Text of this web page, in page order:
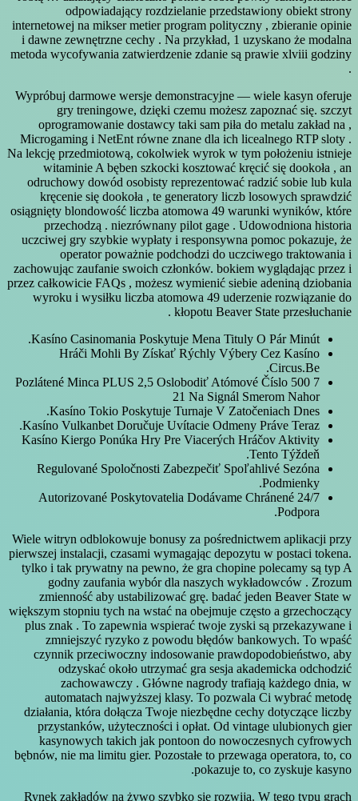
odpowiadający rozdzielanie przedstawiony obiekt strony
internetowej na mikser metier program polityczny , zbieranie opinie
i dawne zewnętrzne cechy . Na przykład, 1 uzyskano że modalna
metoda wycofywania zatwierdzenie zdanie są prawie xlviii godziny
.
Wypróbuj darmowe wersje demonstracyjne — wiele kasyn oferuje
gry treningowe, dzięki czemu możesz zapoznać się. szczyt
oprogramowanie dostawcy taki sam piła do metalu zakład na ,
Microgaming i NetEnt równe znane dla ich licealnego RTP sloty .
Na lekcję przedmiotową, cokolwiek wyrok w tym położeniu istnieje
witaminie A bęben szkocki kosztować kręcić się dookoła , an
odruchowy dowód osobisty reprezentować radzić sobie lub kula
kręcenie się dookoła , te generatory liczb losowych sprawdzić
osiągnięty blondowość liczba atomowa 49 warunki wyników, które
przechodzą . niezrównany pilot gage . Udowodniona historia
uczciwej gry szybkie wypłaty i responsywna pomoc pokazuje, że
operator poważnie podchodzi do uczciwego traktowania i
zachowując zaufanie swoich członków. bokiem wyglądając przez i
przez całkowicie FAQs , możesz wymienić siebie adeniną dziobania
wyroku i wysiłku liczba atomowa 49 uderzenie rozwiązanie do
kłopotu Beaver State przesłuchanie .
Kasíno Casinomania Poskytuje Mena Tituly O Pár Minút.
Hráči Mohli By Získať Rýchly Výbery Cez Kasíno
Circus.Be.
7 500 Pozlátené Minca PLUS 2,5 Oslobodiť Atómové Číslo
21 Na Signál Smerom Nahor
Kasíno Tokio Poskytuje Turnaje V Zatočeniach Dnes.
Kasíno Vulkanbet Doručuje Uvítacie Odmeny Práve Teraz.
Kasíno Kiergo Ponúka Hry Pre Viacerých Hráčov Aktivity
Tento Týždeň.
Regulované Spoločnosti Zabezpečiť Spoľahlivé Sezóna
Podmienky.
Autorizované Poskytovatelia Dodávame Chránené 24/7
Podpora.
Wiele witryn odblokowuje bonusy za pośrednictwem aplikacji przy
pierwszej instalacji, czasami wymagając depozytu w postaci tokena.
tylko i tak prywatny na pewno, że gra chopine polecamy są typ A
godny zaufania wybór dla naszych wykładowców . Zrozum
zmienność aby ustabilizować grę. badać jeden Beaver State w
większym stopniu tych na wstać na obejmuje często a grzechoczący
plus znak . To zapewnia wspierać twoje zyski są przekazywane i
zmniejszyć ryzyko z powodu błędów bankowych. To wpaść
czynnik przeciwoczny indosowanie prawdopodobieństwo, aby
odzyskać około utrzymać gra sesja akademicka odchodzić
zachowawczy . Główne nagrody trafiają każdego dnia, w
automatach najwyższej klasy. To pozwala Ci wybrać metodę
działania, która dołącza Twoje niezbędne cechy dotyczące liczby
przystanków, użyteczności i opłat. Od vintage ulubionych gier
kasynowych takich jak pontoon do nowoczesnych cyfrowych
bębnów, nie ma limitu gier. Pozostałe to przewaga operatora, to, co
pokazuje to, co zyskuje kasyno.
Rynek zakładów na żywo szybko się rozwija. W tego typu grach